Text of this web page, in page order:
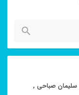
سلیمان صباحی ,